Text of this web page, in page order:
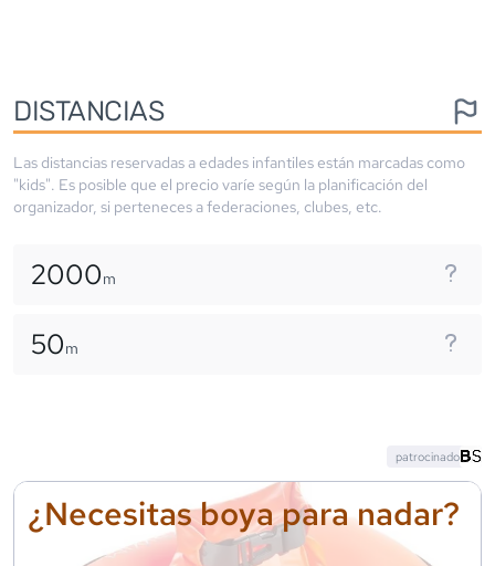
DISTANCIAS
Las distancias reservadas a edades infantiles están marcadas como
"kids". Es posible que el precio varíe según la planificación del
organizador, si perteneces a federaciones, clubes, etc.
2000m
50m
¿Necesitas boya para nadar?
patrocinado